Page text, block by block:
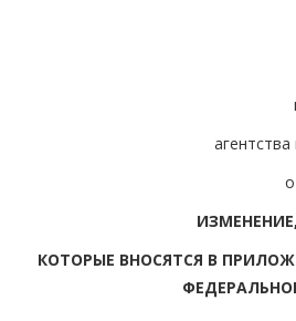
ИЗМЕНЕНИЕ,
КОТОРЫЕ ВНОСЯТСЯ В